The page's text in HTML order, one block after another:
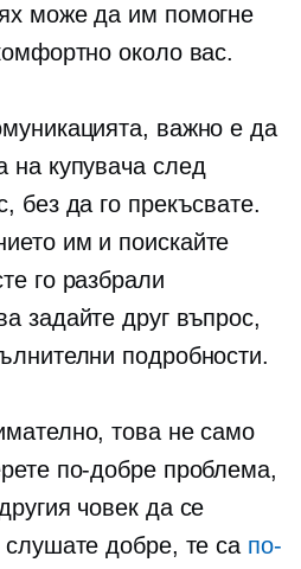
може да им помогне
около вас.
важно е да
на купувача след
без да го прекъсвате.
им и поискайте
го разбрали
задайте друг въпрос,
подробности.
това не само
по-добре проблема,
човек да се
добре, те са по-